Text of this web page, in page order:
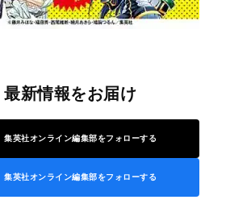
最新情報をお届け
集英社オンライン編集部をフォローする
集英社オンライン編集部をフォローする